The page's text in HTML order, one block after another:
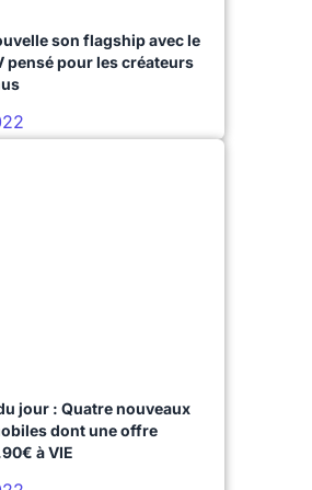
son flagship avec le
pensé pour les créateurs
jour : Quatre nouveaux
dont une offre
à VIE